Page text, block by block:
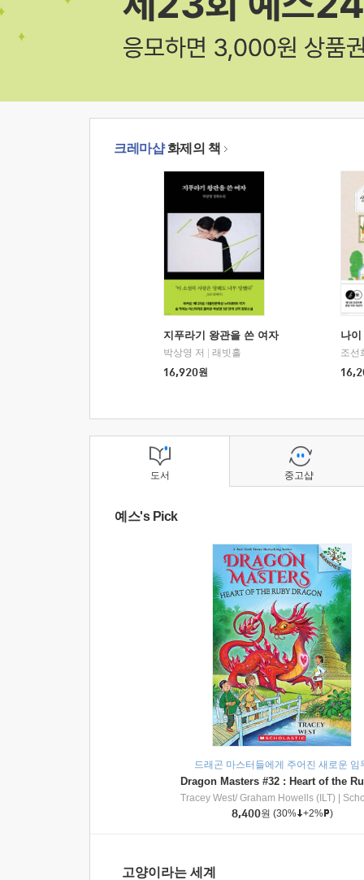
크레마샵화제의 책
지푸라기 왕관을 쓴 여자
박상영 저
래빗홀
16,920원
나
조선
도서
예스's Pick
드래곤 마스터들에게 주어진 새로운 임
Tracey West/ Graham Howells (ILT)
8,400원 (30% +2% )
고양이라는 세계
중고샵